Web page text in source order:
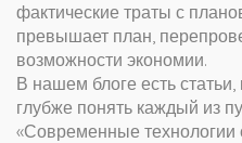
фактические траты с
превышает план,
возможности экономии.
В нашем блоге есть
глубже понять каждый из
«Современные технологии